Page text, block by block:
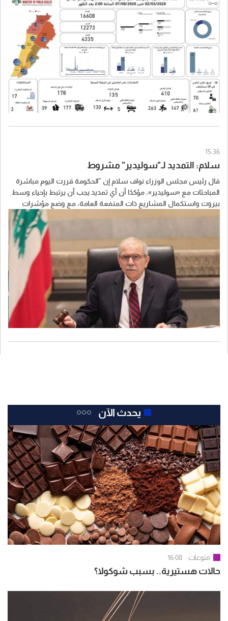
15:36
سلام: التمديد لـ"سوليدير" مشروط
قال رئيس مجلس الوزراء نواف سلام إن "الحكومة قررت اليوم مباشرة
المباحثات مع «سوليدير»، مؤكدًا أن أي تمديد يجب أن يرتبط بإحياء وسط
بيروت واستكمال المشاريع ذات المنفعة العامة، مع وضع مؤشرات
يحدث الآن
منوعات 16:08
حالات هستيرية.. بسبب شوكولا؟